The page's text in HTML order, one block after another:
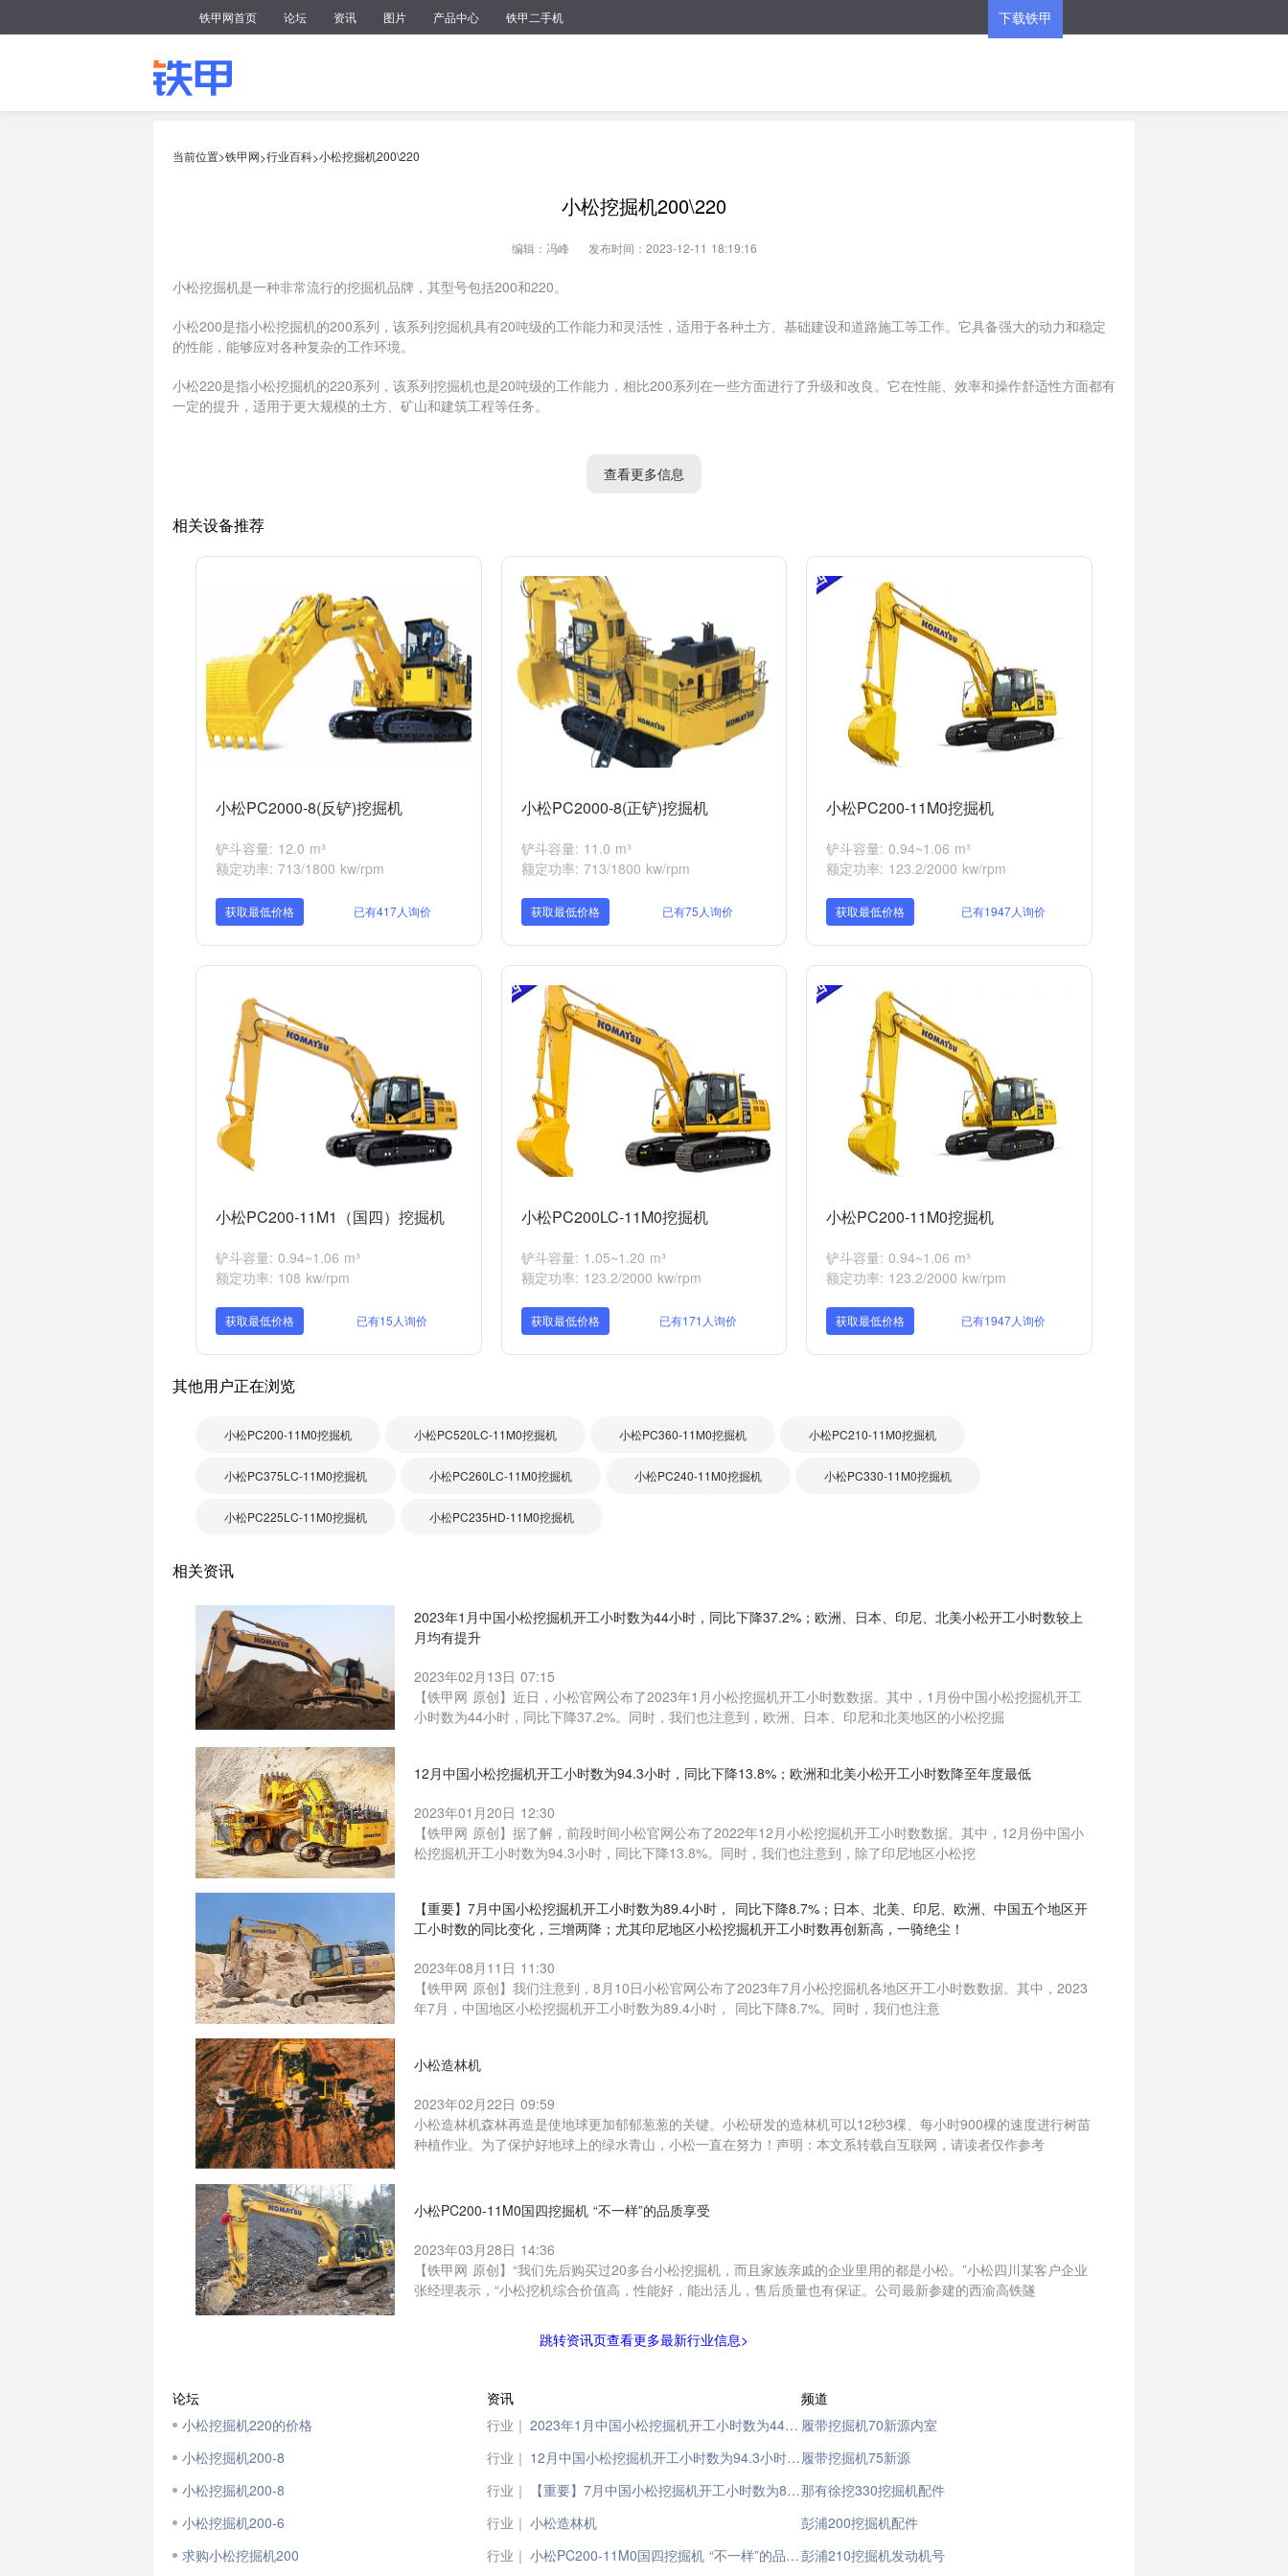
铁甲网首页 论坛 资讯 图片 产品中心 铁甲二手机
下载铁甲
当前位置>铁甲网>行业百科>小松挖掘机200\220
小松挖掘机200\220
编辑：冯峰 发布时间：2023-12-11 18:19:16
小松挖掘机是一种非常流行的挖掘机品牌，其型号包括200和220。
小松200是指小松挖掘机的200系列，该系列挖掘机具有20吨级的工作能力和灵活性，适用于各种土方、基础建设和道路施工等工作。它具备强大的动力和稳定
的性能，能够应对各种复杂的工作环境。
小松220是指小松挖掘机的220系列，该系列挖掘机也是20吨级的工作能力，相比200系列在一些方面进行了升级和改良。它在性能、效率和操作舒适性方面都有
一定的提升，适用于更大规模的土方、矿山和建筑工程等任务。
查看更多信息
相关设备推荐
小松PC2000-8(反铲)挖掘机
铲斗容量: 12.0 m³
额定功率: 713/1800 kw/rpm
获取最低价格 已有417人询价
小松PC2000-8(正铲)挖掘机
铲斗容量: 11.0 m³
额定功率: 713/1800 kw/rpm
获取最低价格 已有75人询价
小松PC200-11M0挖掘机
铲斗容量: 0.94~1.06 m³
额定功率: 123.2/2000 kw/rpm
获取最低价格 已有1947人询价
小松PC200-11M1（国四）挖掘机
铲斗容量: 0.94~1.06 m³
额定功率: 108 kw/rpm
获取最低价格 已有15人询价
小松PC200LC-11M0挖掘机
铲斗容量: 1.05~1.20 m³
额定功率: 123.2/2000 kw/rpm
获取最低价格 已有171人询价
小松PC200-11M0挖掘机
铲斗容量: 0.94~1.06 m³
额定功率: 123.2/2000 kw/rpm
获取最低价格 已有1947人询价
其他用户正在浏览
小松PC200-11M0挖掘机 小松PC520LC-11M0挖掘机 小松PC360-11M0挖掘机 小松PC210-11M0挖掘机
小松PC375LC-11M0挖掘机 小松PC260LC-11M0挖掘机 小松PC240-11M0挖掘机 小松PC330-11M0挖掘机
小松PC225LC-11M0挖掘机 小松PC235HD-11M0挖掘机
相关资讯
2023年1月中国小松挖掘机开工小时数为44小时，同比下降37.2%；欧洲、日本、印尼、北美小松开工小时数较上
月均有提升
2023年02月13日 07:15
【铁甲网 原创】近日，小松官网公布了2023年1月小松挖掘机开工小时数数据。其中，1月份中国小松挖掘机开工
小时数为44小时，同比下降37.2%。同时，我们也注意到，欧洲、日本、印尼和北美地区的小松挖掘
12月中国小松挖掘机开工小时数为94.3小时，同比下降13.8%；欧洲和北美小松开工小时数降至年度最低
2023年01月20日 12:30
【铁甲网 原创】据了解，前段时间小松官网公布了2022年12月小松挖掘机开工小时数数据。其中，12月份中国小
松挖掘机开工小时数为94.3小时，同比下降13.8%。同时，我们也注意到，除了印尼地区小松挖
【重要】7月中国小松挖掘机开工小时数为89.4小时， 同比下降8.7%；日本、北美、印尼、欧洲、中国五个地区开
工小时数的同比变化，三增两降；尤其印尼地区小松挖掘机开工小时数再创新高，一骑绝尘！
2023年08月11日 11:30
【铁甲网 原创】我们注意到，8月10日小松官网公布了2023年7月小松挖掘机各地区开工小时数数据。其中，2023
年7月，中国地区小松挖掘机开工小时数为89.4小时， 同比下降8.7%。同时，我们也注意
小松造林机
2023年02月22日 09:59
小松造林机森林再造是使地球更加郁郁葱葱的关键。小松研发的造林机可以12秒3棵、每小时900棵的速度进行树苗
种植作业。为了保护好地球上的绿水青山，小松一直在努力！声明：本文系转载自互联网，请读者仅作参考
小松PC200-11M0国四挖掘机 “不一样”的品质享受
2023年03月28日 14:36
【铁甲网 原创】“我们先后购买过20多台小松挖掘机，而且家族亲戚的企业里用的都是小松。”小松四川某客户企业
张经理表示，“小松挖机综合价值高，性能好，能出活儿，售后质量也有保证。公司最新参建的西渝高铁隧
跳转资讯页查看更多最新行业信息>
论坛
小松挖掘机220的价格
小松挖掘机200-8
小松挖掘机200-8
小松挖掘机200-6
求购小松挖掘机200
资讯
行业｜
2023年1月中国小松挖掘机开工小时数为44小时，同比下降37.2%；欧洲、日本、印尼、北美小松开工小时数较上月均有提升
行业｜
12月中国小松挖掘机开工小时数为94.3小时，同比下降13.8%；欧洲和北美小松开工小时数降至年度最低
行业｜
【重要】7月中国小松挖掘机开工小时数为89.4小时， 同比下降8.7%；日本、北美、印尼、欧洲、中国五个地区开工小时数的同比变化，三增两降；尤其印尼地区小松挖掘机开工小时数再创新高，一骑绝尘！
行业｜ 小松造林机
行业｜
小松PC200-11M0国四挖掘机 “不一样”的品质享受
频道
履带挖掘机70新源内室
履带挖掘机75新源
那有徐挖330挖掘机配件
彭浦200挖掘机配件
彭浦210挖掘机发动机号